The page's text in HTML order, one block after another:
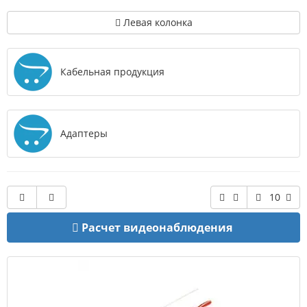
Левая колонка
Кабельная продукция
Адаптеры
10
Расчет видеонаблюдения